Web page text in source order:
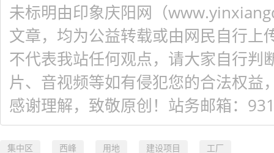
未标明由印象庆阳网（
文章，均为公益转载或由网民自行上
不代表我站任何观点，请大家自行判
片、音视频等如有侵犯您的合法权益
感谢理解，致敬原创！站务邮箱：
集中区 西峰 用地 建设项目 工厂